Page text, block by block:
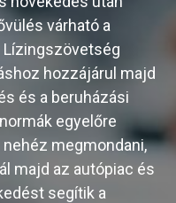
várható a
Lízingszövetség
hozzájárul majd
és a beruházási
egyelőre
megmondani,
majd az autópiac és
segítik a